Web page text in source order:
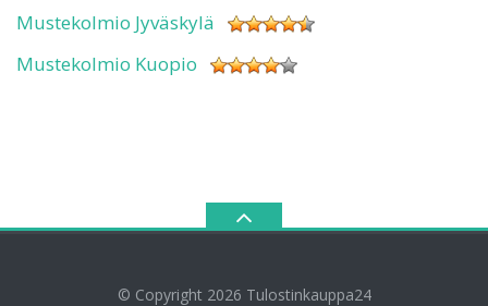
Mustekolmio Jyväskylä
Mustekolmio Kuopio
© Copyright 2026 Tulostinkauppa24